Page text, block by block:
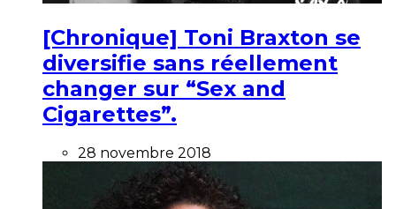
[Chronique] Toni Braxton se
diversifie sans réellement
changer sur “Sex and
Cigarettes”.
28 novembre 2018